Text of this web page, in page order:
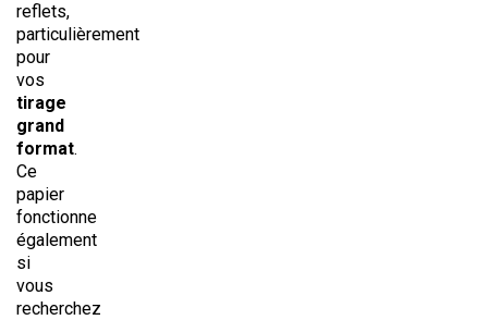
reflets,
particulièrement
pour
vos
tirage
grand
format.
Ce
papier
fonctionne
également
si
vous
recherchez